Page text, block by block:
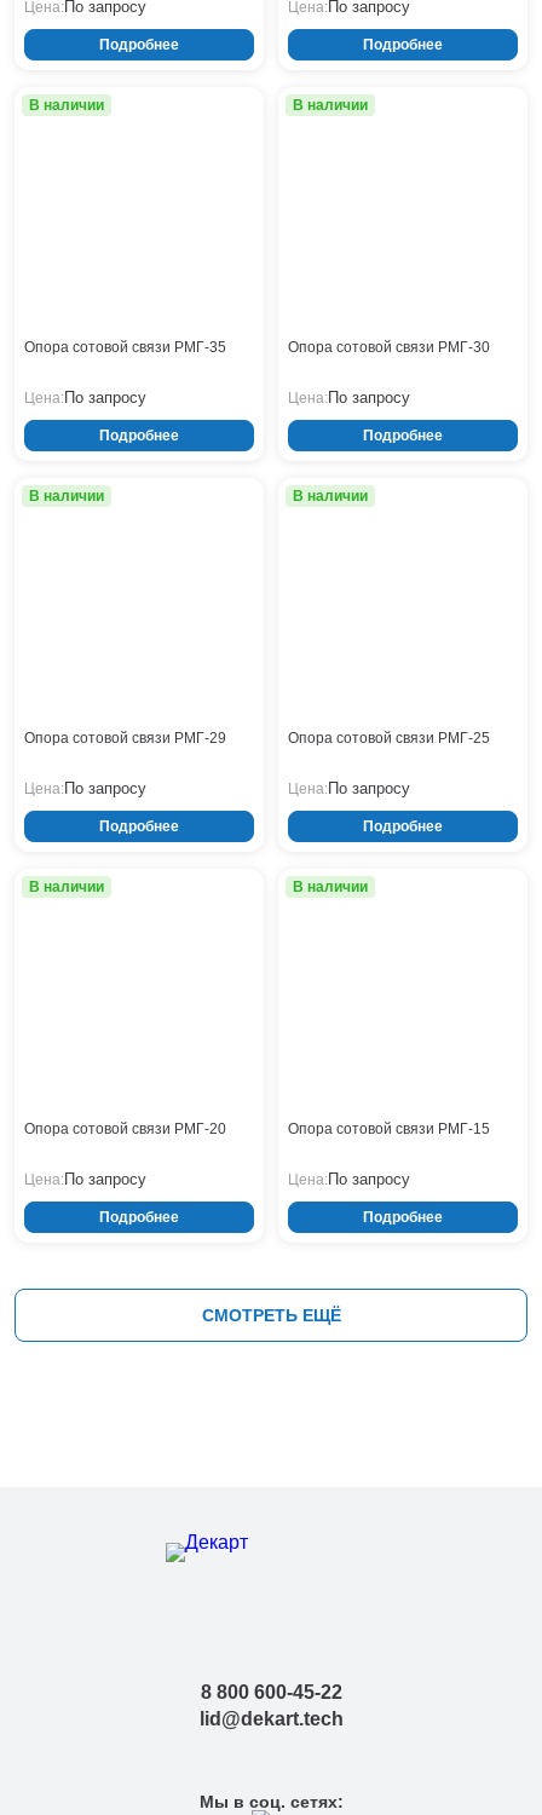
Цена:По запросу
Подробнее
Цена:По запросу
Подробнее
В наличии
Опора сотовой связи РМГ-35
Цена:По запросу
Подробнее
В наличии
Опора сотовой связи РМГ-30
Цена:По запросу
Подробнее
В наличии
Опора сотовой связи РМГ-29
Цена:По запросу
Подробнее
В наличии
Опора сотовой связи РМГ-25
Цена:По запросу
Подробнее
В наличии
Опора сотовой связи РМГ-20
Цена:По запросу
Подробнее
В наличии
Опора сотовой связи РМГ-15
Цена:По запросу
Подробнее
СМОТРЕТЬ ЕЩЁ
8 800 600-45-22
lid@dekart.tech
Мы в соц. сетях: